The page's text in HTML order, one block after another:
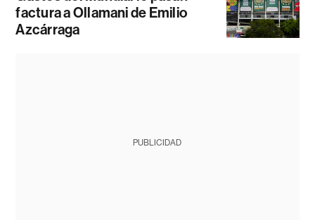
factura a Ollamani de Emilio
Azcárraga
PUBLICIDAD